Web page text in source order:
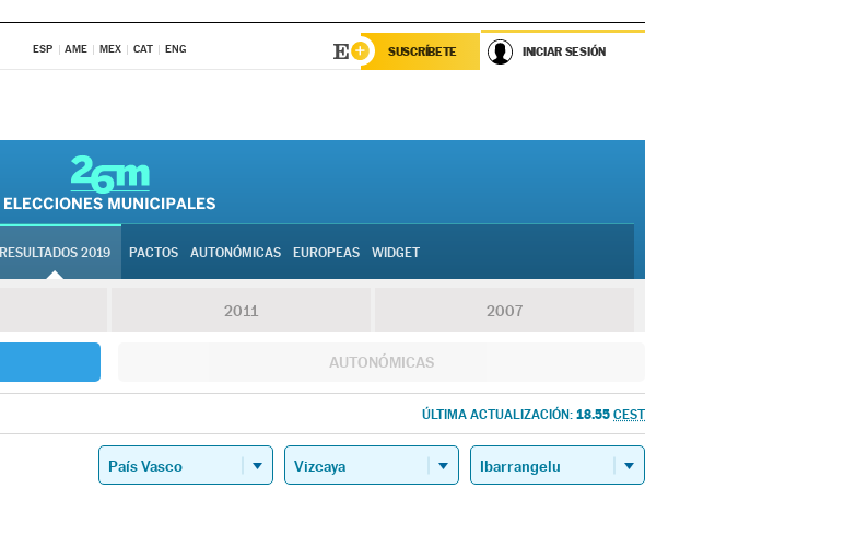
ESP AME MEX CAT ENG SUSCRÍBETE INICIAR SESIÓN
RESULTADOS 2019 PACTOS AUTONÓMICAS EUROPEAS WIDGET
2011 2007
AUTONÓMICAS
ÚLTIMA ACTUALIZACIÓN: 18.55 CEST